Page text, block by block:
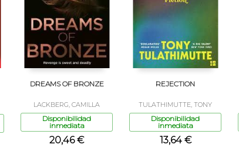
DREAMS OF BRONZE
LACKBERG, CAMILLA
Disponibilidad
inmediata
20,46 €
REJECTION
TULATHIMUTTE, TONY
Disponibilidad
inmediata
13,64 €